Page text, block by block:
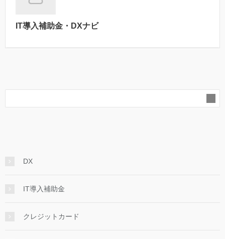
IT導入補助金・DXナビ
DX
IT導入補助金
クレジットカード